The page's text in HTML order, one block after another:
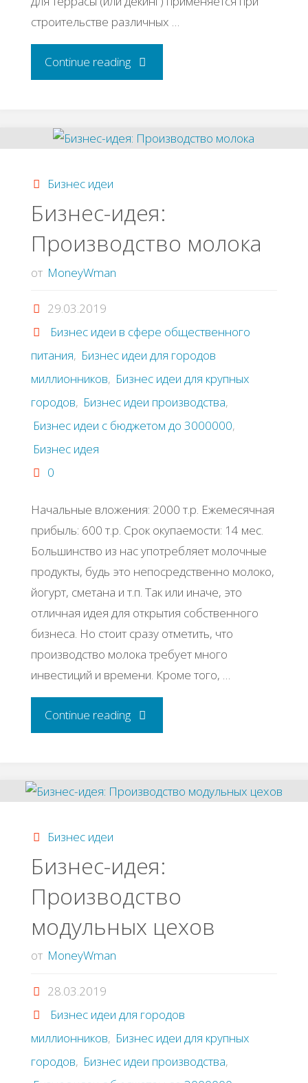
строительстве различных …
Continue reading"Бизнес-
Производство
Бизнес идеи
Бизнес-идея:
Производство молока
от MoneyWman
29.03.2019
Бизнес идеи в сфере общественного
питания, Бизнес идеи для городов
миллионников, Бизнес идеи для крупных
городов, Бизнес идеи производства,
Бизнес идеи с бюджетом до 3000000,
Бизнес идея
0
Начальные вложения: 2000 т.р. Ежемесячная
прибыль: 600 т.р. Срок окупаемости: 14 мес.
Большинство из нас употребляет молочные
продукты, будь это непосредственно молоко,
йогурт, сметана и т.п. Так или иначе, это
отличная идея для открытия собственного
бизнеса. Но стоит сразу отметить, что
производство молока требует много
инвестиций и времени. Кроме того, …
Continue reading"Бизнес-
Бизнес идеи
Бизнес-идея:
Производство
модульных цехов
от MoneyWman
28.03.2019
Бизнес идеи для городов
миллионников, Бизнес идеи для крупных
городов, Бизнес идеи производства,